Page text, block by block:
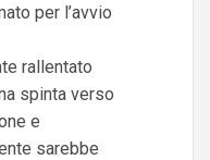
per l’avvio
rallentato
spinta verso
e
sarebbe